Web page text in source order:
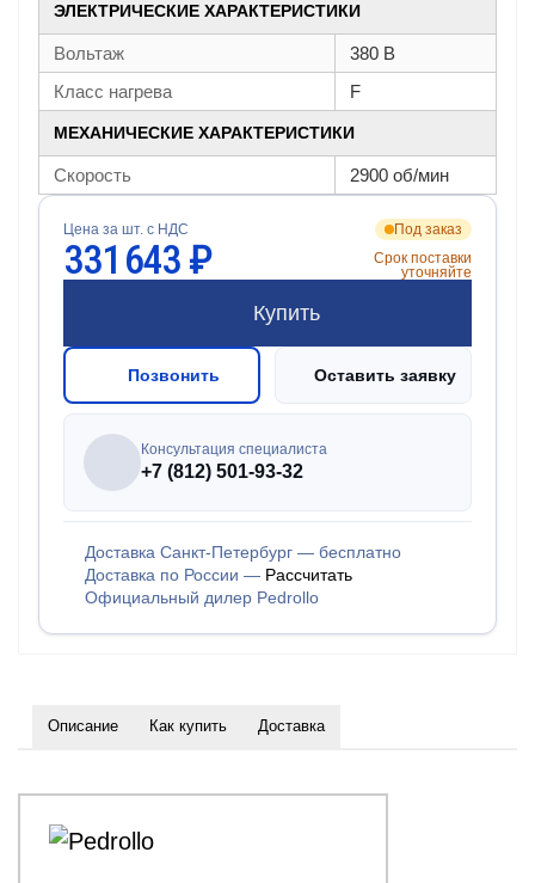
ЭЛЕКТРИЧЕСКИЕ ХАРАКТЕРИСТИКИ
Вольтаж
380 В
Класс нагрева
F
МЕХАНИЧЕСКИЕ ХАРАКТЕРИСТИКИ
Скорость 2900 об/мин
Цена за шт. с НДС
331 643 ₽
Под заказ
Срок поставки
уточняйте
Купить
Позвонить Оставить заявку
Консультация специалиста
+7 (812) 501-93-32
Доставка Санкт-Петербург — бесплатно
Доставка по России — Рассчитать
Официальный дилер Pedrollo
Описание Как купить Доставка